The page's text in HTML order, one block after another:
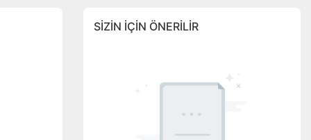
SIZIN IÇIN ÖNERILIR